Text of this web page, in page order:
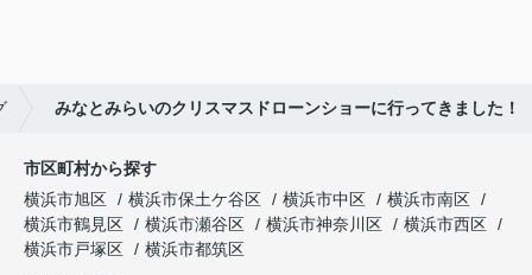
みなとみらいのクリスマスドローンショーに行ってきました！
市区町村から探す
横浜市旭区
横浜市保土ケ谷区 横浜市中区
横浜市南区
横浜市鶴見区
横浜市瀬谷区 横浜市神奈川区
横浜市西区
横浜市戸塚区
横浜市都筑区